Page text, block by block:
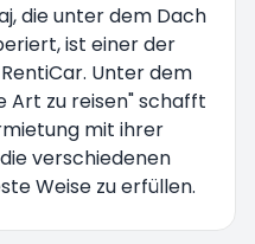
die unter dem Dach
ist einer der
Unter dem
Art zu reisen" schafft
mit ihrer
verschiedenen
Weise zu erfüllen.